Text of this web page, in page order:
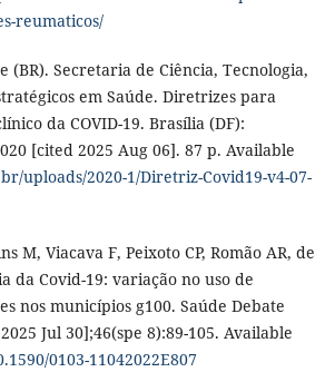
reumaticos/
(BR). Secretaria de Ciência, Tecnologia,
em Saúde. Diretrizes para
da COVID-19. Brasília (DF):
[cited 2025 Aug 06]. 87 p. Available
uploads/2020-1/Diretriz-Covid19-v4-07-
M, Viacava F, Peixoto CP, Romão AR, de
da Covid-19: variação no uso de
nos municípios g100. Saúde Debate
Jul 30];46(spe 8):89-105. Available
0103-11042022E807